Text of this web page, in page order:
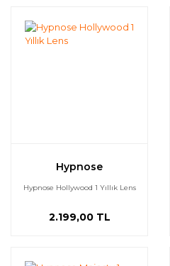
Hypnose
Hypnose Hollywood 1 Yıllık Lens
2.199,00 TL